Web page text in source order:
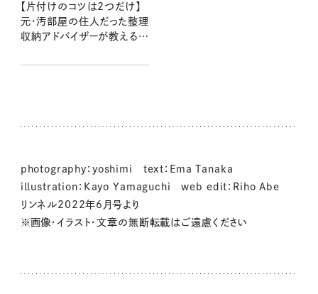
【片付けのコツは2つだけ】
元・汚部屋の住人だった整理
収納アドバイザーが教える
photography：yoshimi text：Ema Tanaka
illustration：Kayo Yamaguchi web edit：Riho Abe
リンネル2022年6月号より
※画像・イラスト・文章の無断転載はご遠慮ください